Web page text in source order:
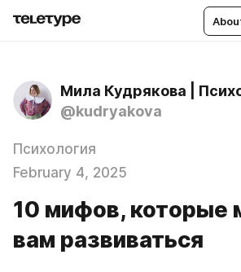
Мила Кудрякова |
@kudryakova
Психология
February 4, 2025
10 мифов, которые
вам развиваться